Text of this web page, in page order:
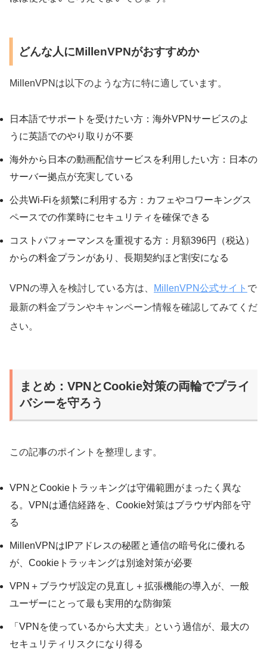
どんな人にMillenVPNがおすすめか
MillenVPNは以下のような方に特に適しています。
日本語でサポートを受けたい方：海外VPNサービスのよ
うに英語でのやり取りが不要
海外から日本の動画配信サービスを利用したい方：日本の
サーバー拠点が充実している
公共Wi-Fiを頻繁に利用する方：カフェやコワーキングス
ペースでの作業時にセキュリティを確保できる
コストパフォーマンスを重視する方：月額396円（税込）
からの料金プランがあり、長期契約ほど割安になる
VPNの導入を検討している方は、 MillenVPN公式サイト で
最新の料金プランやキャンペーン情報を確認してみてくだ
さい。
まとめ：VPNとCookie対策の両輪でプライ
バシーを守ろう
この記事のポイントを整理します。
VPNとCookieトラッキングは守備範囲がまったく異な
る。VPNは通信経路を、Cookie対策はブラウザ内部を守
る
MillenVPNはIPアドレスの秘匿と通信の暗号化に優れる
が、Cookieトラッキングは別途対策が必要
VPN＋ブラウザ設定の見直し＋拡張機能の導入が、一般
ユーザーにとって最も実用的な防御策
「VPNを使っているから大丈夫」という過信が、最大の
セキュリティリスクになり得る